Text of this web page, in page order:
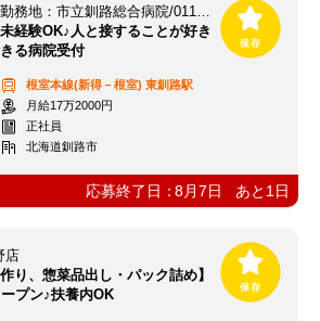
株式会社ソラスト 勤務地：市立釧路総合病院/0114111859-022
経験OK♪人と接することが好き
る病院受付
根室本線(新得－根室) 東釧路駅
月給17万2000円
正社員
北海道釧路市
応募終了日：8月7日 あと 1日
店
り、惣菜品出し・パック詰め】
プン♪扶養内OK